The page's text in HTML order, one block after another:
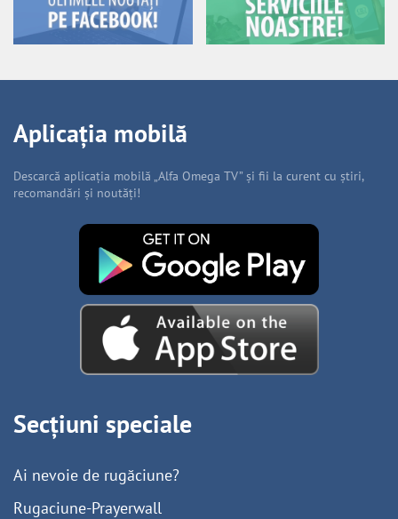
Aplicația mobilă
Descarcă aplicația mobilă „Alfa Omega TV” și fii la curent cu știri,
recomandări și noutăți!
Secțiuni speciale
Ai nevoie de rugăciune?
Rugaciune-Prayerwall